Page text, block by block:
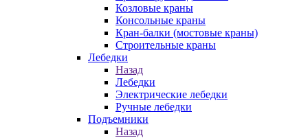
Козловые краны
Консольные краны
Кран-балки (мостовые краны)
Строительные краны
Лебедки
Назад
Лебедки
Электрические лебедки
Ручные лебедки
Подъемники
Назад